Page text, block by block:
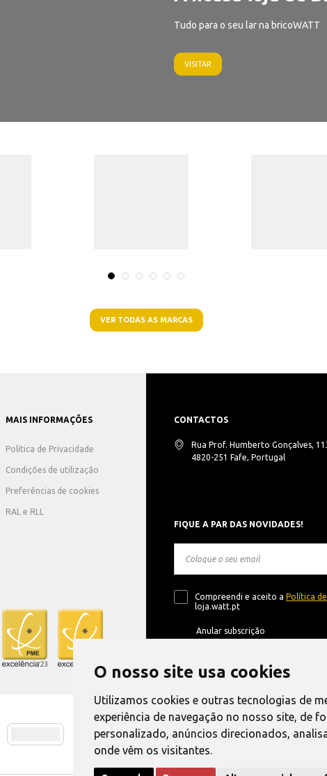
O nosso site usa cookies
Utilizamos cookies e outras tecnologias de
experiência de navegação no nosso site, de
personalizado, anúncios direcionados,
onde vêm os visitantes.
Tudo para o seu lar na bricoWATT
VISITAR
VER TODAS AS MARCAS
MAIS INFORMAÇÕES
Política de Privacidade
Condições de utilização
Preferências de cookies
RAL e RLL
CONTACTOS
Rua Prof. Humberto Gonçalves,
4820-251 Fafe, Portugal
FIQUE A PAR DAS NOVIDADES!
Compreendi e aceito a Política
loja.watt.pt
Anular subscrição
Método de Envio